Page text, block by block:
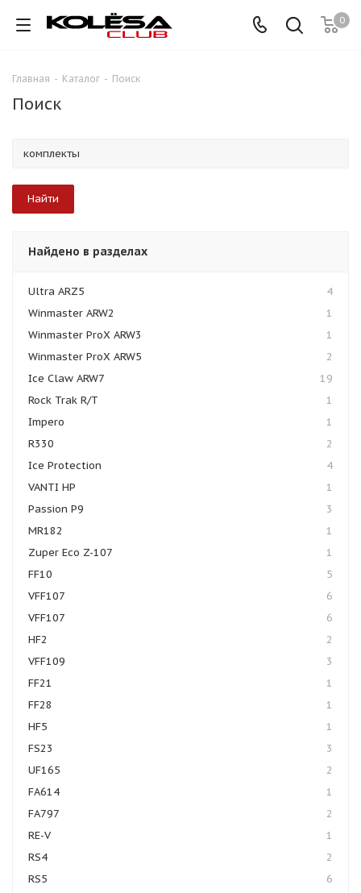
0
Главная - Каталог - Поиск
Поиск
Найдено в разделах
Ultra ARZ5
4
Winmaster ARW2
1
Winmaster ProX ARW3
1
Winmaster ProX ARW5
2
Ice Claw ARW7
19
Rock Trak R/T
1
Impero
1
R330
2
Ice Protection
4
VANTI HP
1
Passion P9
3
MR182
1
Zuper Eco Z-107
1
FF10
5
VFF107
6
VFF107
6
HF2
2
VFF109
3
FF21
1
FF28
1
HF5
1
FS23
3
UF165
2
FA614
1
FA797
2
RE-V
1
RS4
2
RS5
6